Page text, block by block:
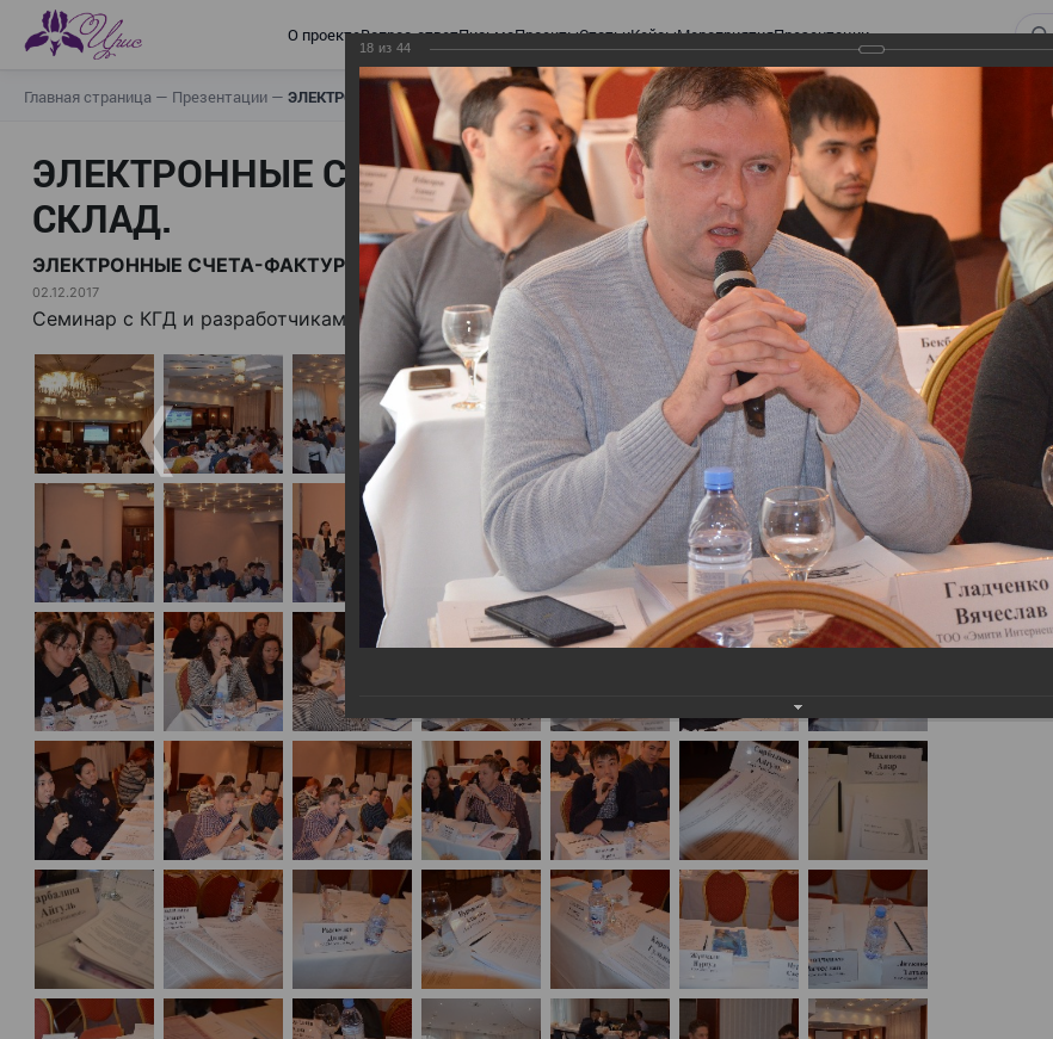
О проектеВопрос-ответПисьмаПроектыСтатьиКейсыМероприятияПрезентации
Главная страница — Презентации — ЭЛЕКТРОННЫЕ СЧЕТА-ФАКТУРЫ. ВИРТУАЛЬНЫЙ СКЛАД.
ЭЛЕКТРОННЫЕ СЧЕТА-ФАКТУРЫ. ВИРТУАЛЬНЫЙ
СКЛАД.
ЭЛЕКТРОННЫЕ СЧЕТА-ФАКТУРЫ. ВИРТУАЛЬНЫЙ СКЛАД.
02.12.2017
Семинар с КГД и разработчиками
18 из 44